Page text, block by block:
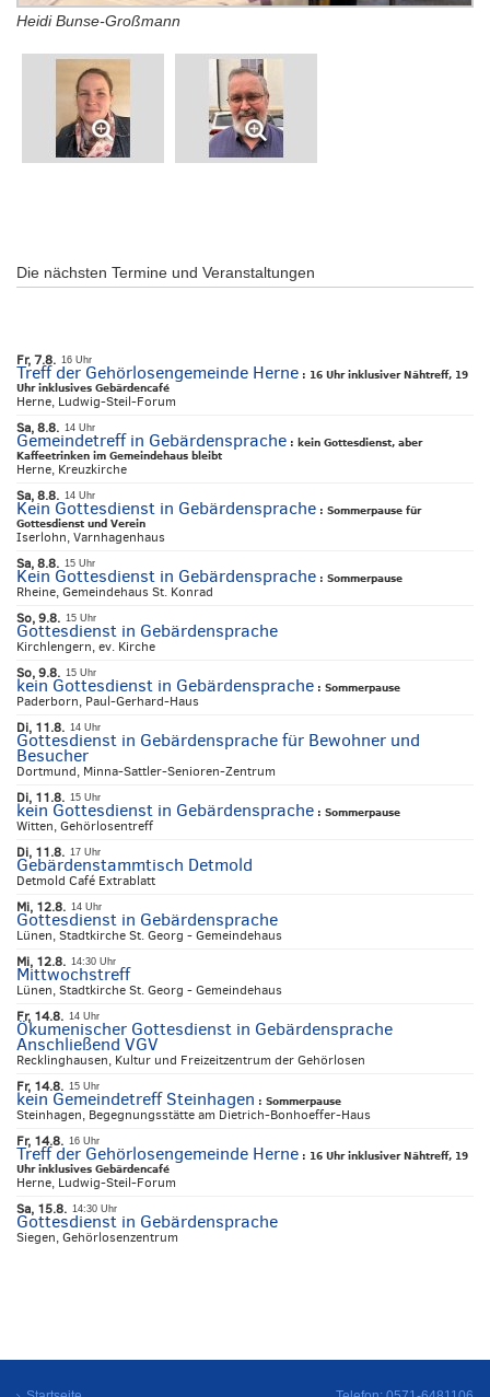
Heidi Bunse-Großmann
Die nächsten Termine und Veranstaltungen
Fr, 7.8. 16 Uhr
Treff der Gehörlosengemeinde Herne : 16 Uhr inklusiver Nähtreff, 19
Uhr inklusives Gebärdencafé
Herne, Ludwig-Steil-Forum
Sa, 8.8. 14 Uhr
Gemeindetreff in Gebärdensprache : kein Gottesdienst, aber
Kaffeetrinken im Gemeindehaus bleibt
Herne, Kreuzkirche
Sa, 8.8. 14 Uhr
Kein Gottesdienst in Gebärdensprache : Sommerpause für
Gottesdienst und Verein
Iserlohn, Varnhagenhaus
Sa, 8.8. 15 Uhr
Kein Gottesdienst in Gebärdensprache : Sommerpause
Rheine, Gemeindehaus St. Konrad
So, 9.8. 15 Uhr
Gottesdienst in Gebärdensprache
Kirchlengern, ev. Kirche
So, 9.8. 15 Uhr
kein Gottesdienst in Gebärdensprache : Sommerpause
Paderborn, Paul-Gerhard-Haus
Di, 11.8. 14 Uhr
Gottesdienst in Gebärdensprache für Bewohner und
Besucher
Dortmund, Minna-Sattler-Senioren-Zentrum
Di, 11.8. 15 Uhr
kein Gottesdienst in Gebärdensprache : Sommerpause
Witten, Gehörlosentreff
Di, 11.8. 17 Uhr
Gebärdenstammtisch Detmold
Detmold Café Extrablatt
Mi, 12.8. 14 Uhr
Gottesdienst in Gebärdensprache
Lünen, Stadtkirche St. Georg - Gemeindehaus
Mi, 12.8. 14:30 Uhr
Mittwochstreff
Lünen, Stadtkirche St. Georg - Gemeindehaus
Fr, 14.8. 14 Uhr
Ökumenischer Gottesdienst in Gebärdensprache
Anschließend VGV
Recklinghausen, Kultur und Freizeitzentrum der Gehörlosen
Fr, 14.8. 15 Uhr
kein Gemeindetreff Steinhagen : Sommerpause
Steinhagen, Begegnungsstätte am Dietrich-Bonhoeffer-Haus
Fr, 14.8. 16 Uhr
Treff der Gehörlosengemeinde Herne : 16 Uhr inklusiver Nähtreff, 19
Uhr inklusives Gebärdencafé
Herne, Ludwig-Steil-Forum
Sa, 15.8. 14:30 Uhr
Gottesdienst in Gebärdensprache
Siegen, Gehörlosenzentrum